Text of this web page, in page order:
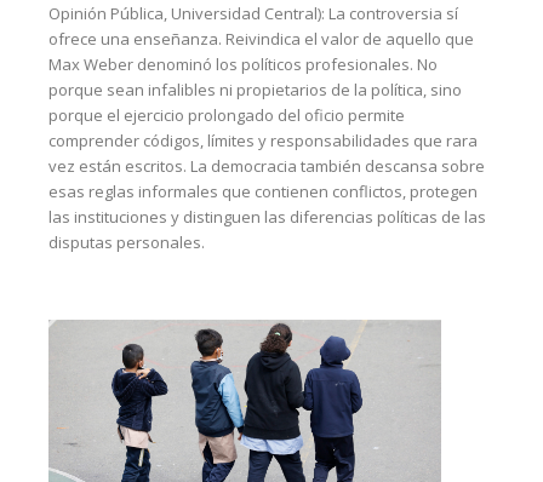
Opinión Pública, Universidad Central): La controversia sí
ofrece una enseñanza. Reivindica el valor de aquello que
Max Weber denominó los políticos profesionales. No
porque sean infalibles ni propietarios de la política, sino
porque el ejercicio prolongado del oficio permite
comprender códigos, límites y responsabilidades que rara
vez están escritos. La democracia también descansa sobre
esas reglas informales que contienen conflictos, protegen
las instituciones y distinguen las diferencias políticas de las
disputas personales.